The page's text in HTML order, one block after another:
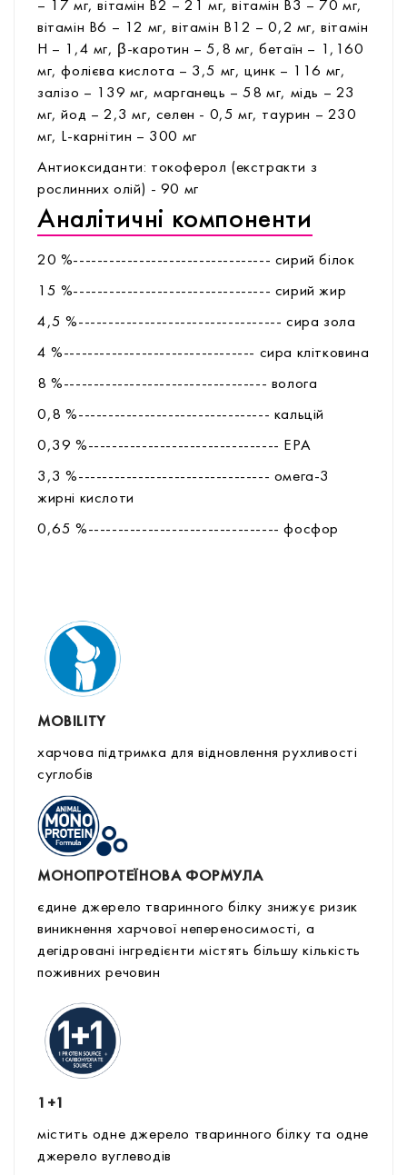
– 17 мг, вітамін В2 – 21 мг, вітамін В3 – 70 мг,
вітамін В6 – 12 мг, вітамін В12 – 0,2 мг, вітамін
Н – 1,4 мг, β-каротин – 5,8 мг, бетаїн – 1,160
мг, фолієва кислота – 3,5 мг, цинк – 116 мг,
залізо – 139 мг, марганець – 58 мг, мідь – 23
мг, йод – 2,3 мг, селен - 0,5 мг, таурин – 230
мг, L-карнітин – 300 мг
Антиоксиданти: токоферол (екстракти з
рослинних олій) - 90 мг
Аналітичні компоненти
20 %--------------------------------- сирий білок
15 %--------------------------------- сирий жир
4,5 %---------------------------------- сира зола
4 %-------------------------------- сира клітковина
8 %---------------------------------- волога
0,8 %-------------------------------- кальцій
0,39 %-------------------------------- EPA
3,3 %-------------------------------- омега-3
жирні кислоти
0,65 %-------------------------------- фоcфор
MOBILITY
харчова підтримка для відновлення рухливості
суглобів
МОНОПРОТЕЇНОВА ФОРМУЛА
єдине джерело тваринного білку знижує ризик
виникнення харчової непереносимості, а
дегідровані інгредієнти містять більшу кількість
поживних речовин
1+1
містить одне джерело тваринного білку та одне
джерело вуглеводів